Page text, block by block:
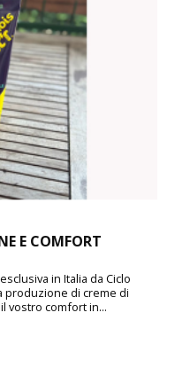
E COMFORT
in Italia da Ciclo
produzione di creme di
vostro comfort in...